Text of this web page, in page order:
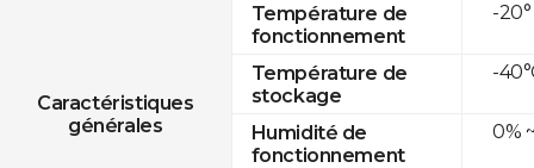
Caractéristiques
générales
Température de
fonctionnement
Température de
stockage
Humidité de
fonctionnement
-20°
-
0%